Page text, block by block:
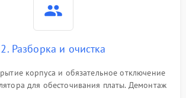
2. Разборка и очистка
корпуса и обязательное отключение
для обесточивания платы. Демонтаж